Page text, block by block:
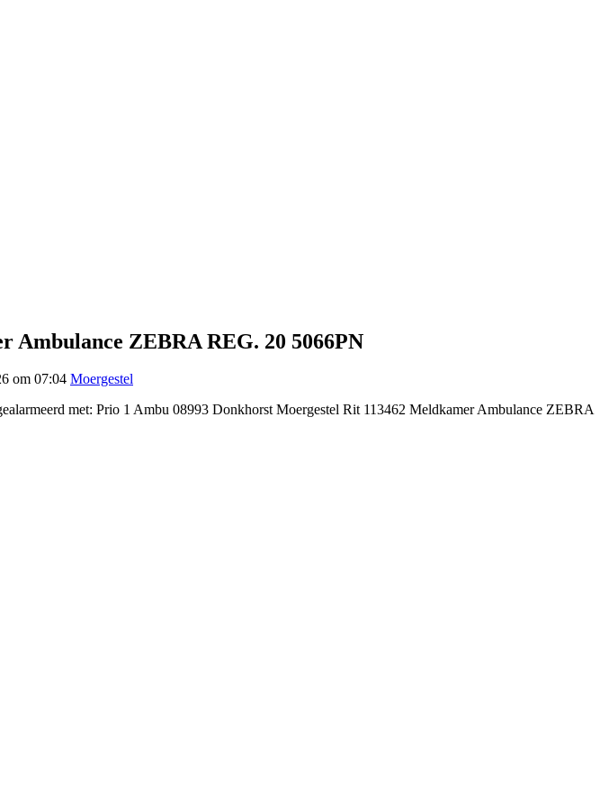
Ambulance ZEBRA REG. 20 5066PN
om 07:04 Moergestel
met: Prio 1 Ambu 08993 Donkhorst Moergestel Rit 113462 Meldkamer Ambulance ZEBRA